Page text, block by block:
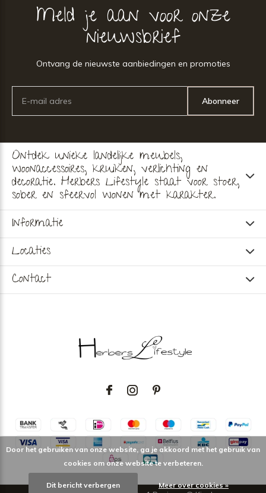
Meld je aan voor onze
nieuwsbrief
Ontvang de nieuwste aanbiedingen en promoties
Abonneer
Ontdek unieke landelijke meubels,
woonaccessoires, kruiken, verlichting en
decoratie. Herbers Lifestyle staat voor stoer,
sober en sfeervol wonen met karakter.
Informatie
Locaties
Contact
Door het gebruiken van onze website, ga je akkoord met het gebruik van
cookies om onze website te verbeteren.
Dit bericht verbergen Meer over cookies »